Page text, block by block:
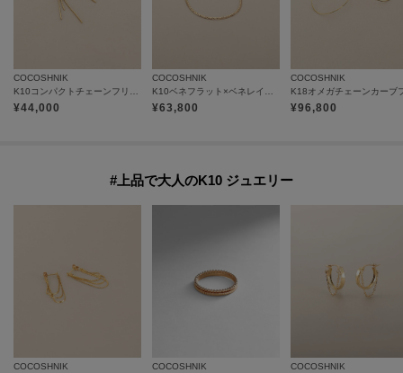
COCOSHNIK
¥44,000
COCOSHNIK
¥63,800
COCOSHNIK
¥96,800
#上品で大人のK10 ジュエリー
COCOSHNIK
COCOSHNIK
COCOSHNIK